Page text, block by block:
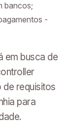
bancos;
-
em busca de
requisitos
para